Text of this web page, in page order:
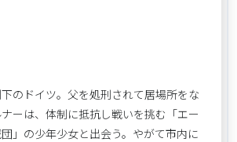
のドイツ。父を処刑されて居場所をな
ーは、体制に抵抗し戦いを挑む「エー
」の少年少女と出会う。やがて市内に